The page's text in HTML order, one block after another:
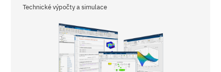
Technické výpočty a simulace